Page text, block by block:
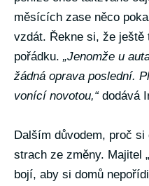
měsících zase něco
vzdát. Řekne si, že ještě
pořádku. „Jenomže u
žádná oprava poslední.
vonící novotou,“dodává
Dalším důvodem, proč si
strach ze změny. Majitel
bojí, aby si domů